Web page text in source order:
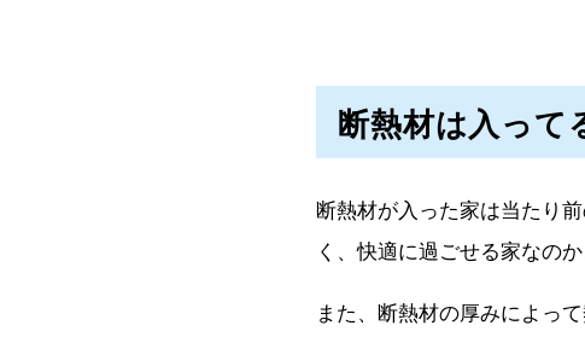
断熱材は入って
断熱材が入った家は当たり
く、快適に過ごせる家なの
また、断熱材の厚みによっ